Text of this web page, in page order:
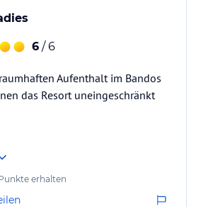
6 / 6
Aufenthalt im Bandos
das Resort uneingeschränkt
Tischkellner, an Suray, den
Barkeeper, sowie an
mit seiner herzlichen Art
erhalten